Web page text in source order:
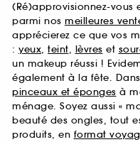
(Ré)approvisionnez-vous
parmi nos meilleures
apprécierez ce que vos
: yeux, teint, lèvres et
un makeup réussi !
également à la fête.
pinceaux et éponges à
ménage. Soyez aussi «
beauté des ongles, tout
produits, en format